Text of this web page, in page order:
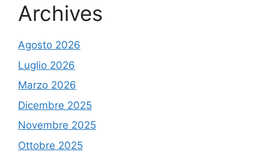
Archives
Agosto 2026
Luglio 2026
Marzo 2026
Dicembre 2025
Novembre 2025
Ottobre 2025